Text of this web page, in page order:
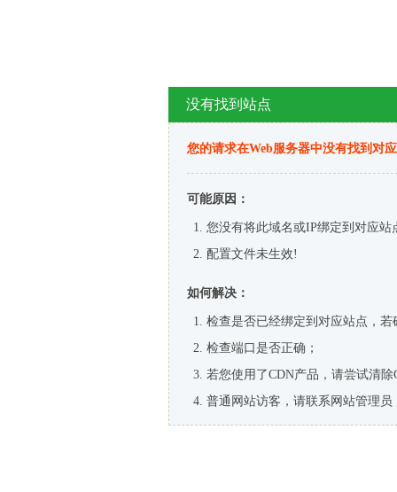
没有找到站点
您的请求在Web服务器中没有找到对
可能原因：
您没有将此域名或IP绑定到对应站
配置文件未生效!
如何解决：
检查是否已经绑定到对应站点，
检查端口是否正确；
若您使用了CDN产品，请尝试清除
普通网站访客，请联系网站管理员